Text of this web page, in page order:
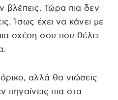
βλέπεις. Τώρα πια δεν
Ίσως έχει να κάνει με
σχέση σου που θέλει
αλλά θα νιώσεις
πηγαίνεις πια στα